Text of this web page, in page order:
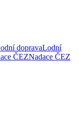
Lodní
Nadace ČEZ